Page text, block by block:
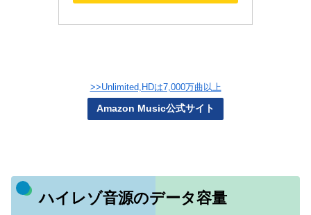
>>Unlimited,HDは7,000万曲以上
Amazon Music公式サイト
ハイレゾ音源のデータ容量